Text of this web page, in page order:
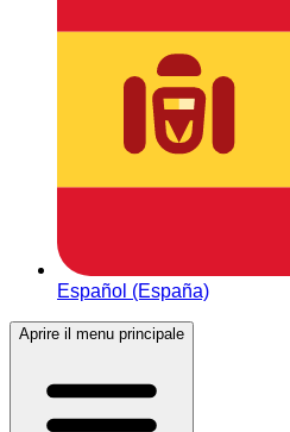
Español (España)
Aprire il menu principale